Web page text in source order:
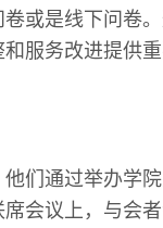
或是线下问卷
服务改进提供重
们通过举办学院
会议上，与会